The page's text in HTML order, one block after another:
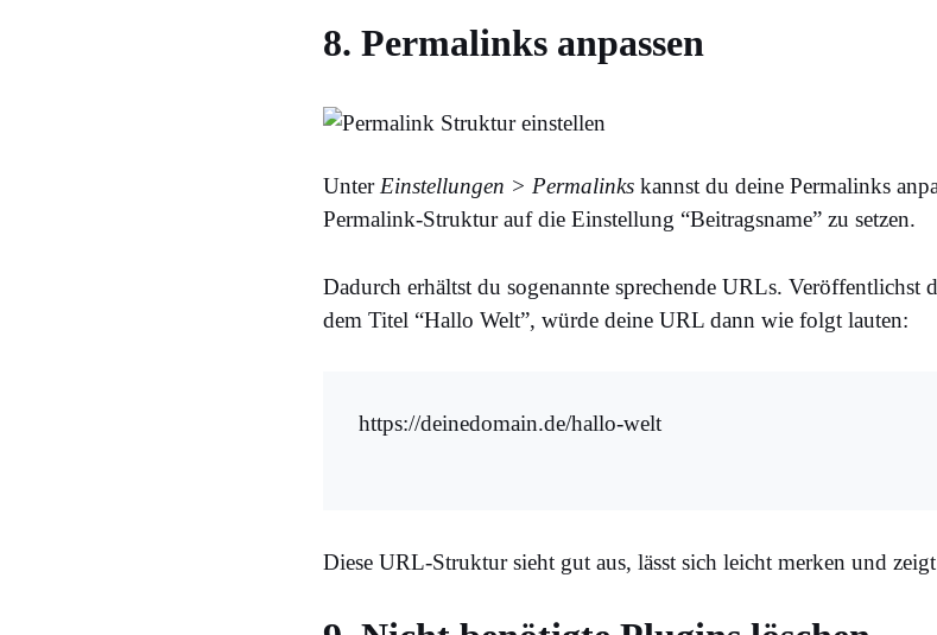
8. Permalinks anpassen
UnterEinstellungen > Permalinks kannst du deine Permalinks
Permalink-Struktur auf die Einstellung “Beitragsname” zu setzen.
Dadurch erhältst du sogenannte sprechende URLs.
dem Titel “Hallo Welt”, würde deine URL dann wie folgt lauten:
https://deinedomain.de/hallo-welt
Diese URL-Struktur sieht gut aus, lässt sich leicht merken und